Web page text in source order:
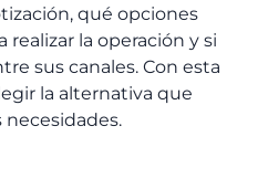
qué opciones
realizar la operación y si
sus canales. Con esta
la alternativa que
necesidades.